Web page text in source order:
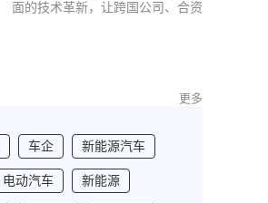
面的技术革新，让跨国公司、合资
更多
车企 新能源汽车
电动汽车 新能源